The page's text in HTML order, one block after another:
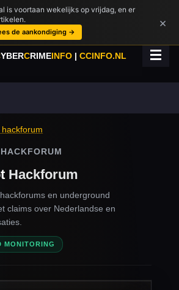
YBERCRIMEINFO | CCINFO.NL
Hackforum
en underground
claims over Nederlandse en
MONITORING
is voortaan wekelijks op vrijdag, en er
de aankondiging →
×